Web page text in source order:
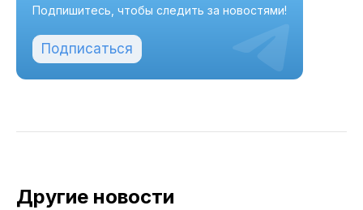
Подпишитесь, чтобы следить за новостями!
Подписаться
Другие новости